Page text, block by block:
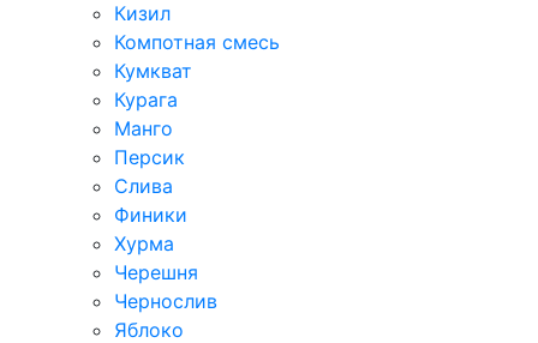
Кизил
Компотная смесь
Кумкват
Курага
Манго
Персик
Слива
Финики
Хурма
Черешня
Чернослив
Яблоко